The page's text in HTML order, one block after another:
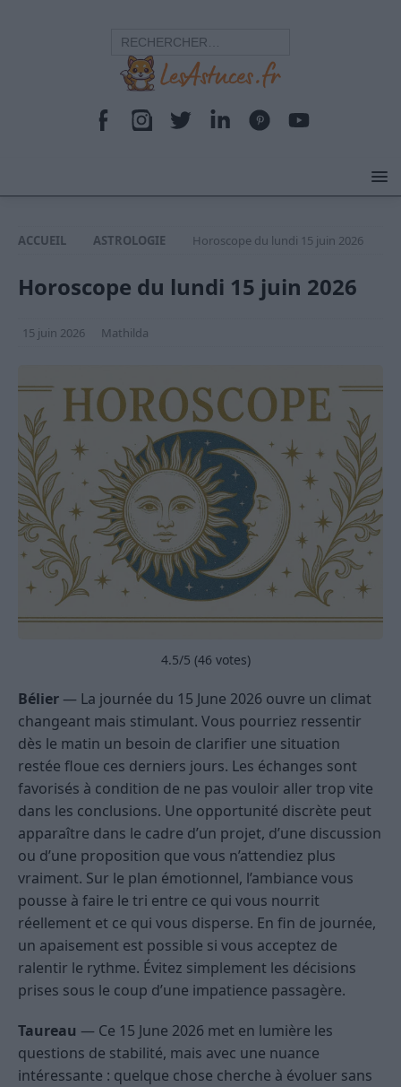
ACCUEIL ASTROLOGIE Horoscope du lundi 15 juin 2026
Horoscope du lundi 15 juin 2026
15 juin 2026 Mathilda
4.5/5 (46 votes)
Bélier — La journée du 15 June 2026 ouvre un climat
changeant mais stimulant. Vous pourriez ressentir
dès le matin un besoin de clarifier une situation
restée floue ces derniers jours. Les échanges sont
favorisés à condition de ne pas vouloir aller trop vite
dans les conclusions. Une opportunité discrète peut
apparaître dans le cadre d’un projet, d’une discussion
ou d’une proposition que vous n’attendiez plus
vraiment. Sur le plan émotionnel, l’ambiance vous
pousse à faire le tri entre ce qui vous nourrit
réellement et ce qui vous disperse. En fin de journée,
un apaisement est possible si vous acceptez de
ralentir le rythme. Évitez simplement les décisions
prises sous le coup d’une impatience passagère.
Taureau — Ce 15 June 2026 met en lumière les
questions de stabilité, mais avec une nuance
intéressante : quelque chose cherche à évoluer sans